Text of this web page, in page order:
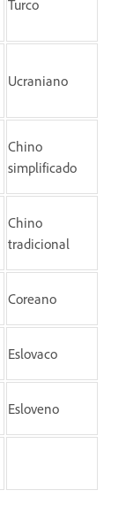
Turco
Ucraniano
Chino
simplificado
Chino
tradicional
Coreano
Eslovaco
Esloveno